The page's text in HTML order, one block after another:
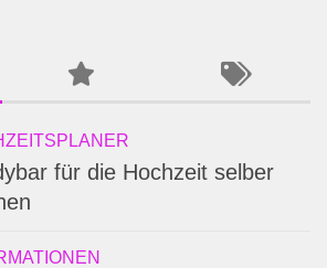
für die Hochzeit selber